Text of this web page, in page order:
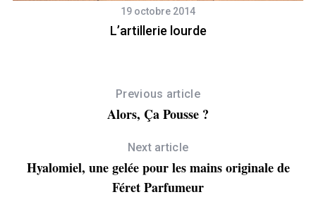
19 octobre 2014
L’artillerie lourde
Previous article
Alors, Ça Pousse ?
Next article
Hyalomiel, une gelée pour les mains originale de
Féret Parfumeur